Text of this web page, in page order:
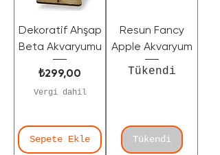
Dekoratif Ahşap
Beta Akvaryumu
Fiyat
₺299,00
Vergi dahil
Sepete Ekle
Resun Fancy
Apple Akvaryum
Tükendi
Tükendi